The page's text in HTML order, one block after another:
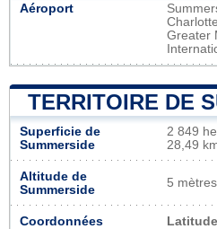
Aéroport
Greater
TERRITOIRE DE
Superficie de
Summerside
2 849
28,49
Altitude de
Summerside
5
Coordonnées